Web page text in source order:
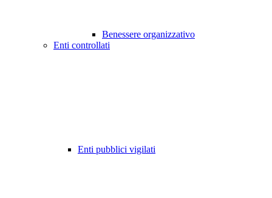
Benessere organizzativo
Enti controllati
Enti pubblici vigilati